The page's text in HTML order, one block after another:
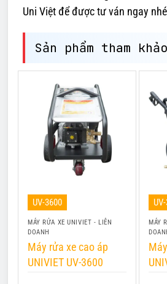
Uni Việt để được tư ván ngay
Sản phẩm tham khảo
UV-3600
MÁY RỬA XE UNIVIET - LIÊN
DOANH
Máy rửa xe cao áp
UNIVIET UV-3600
MÁY